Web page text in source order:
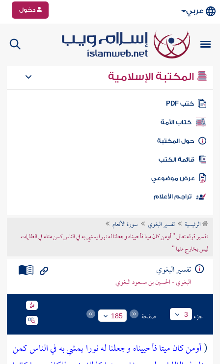
عربي دخول
المكتبة الإسلامية
كتب PDF
كتاب الأمة
المكتبة
الكتب
موضوعي
تراجم الأعلام
الرئيسية تفسير البغوي
سورة الأنعام
تفسير قوله تعالى " أومن كان ميتا فأحييناه وجعلنا له نورا يمشي به في الناس كمن مثله في الظلمات
ليس بخارج منها "
تفسير البغوي
البغوي - الحسين بن مسعود البغوي
جزء 3 صفحة 185
(أومن كان ميتا فأحييناه وجعلنا له نورا يمشي به في الناس كمن